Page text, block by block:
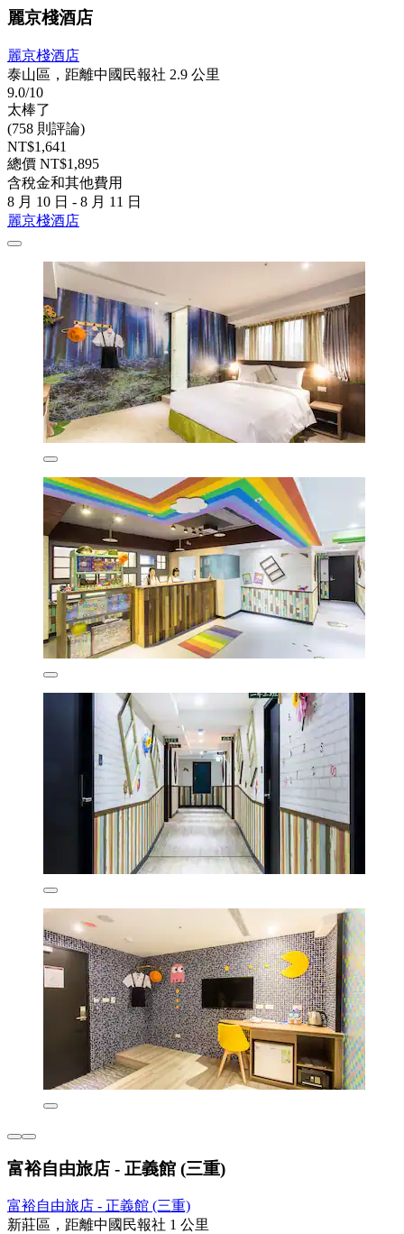
麗京棧酒店
麗京棧酒店
泰山區，距離中國民報社 2.9 公里
9.0/10
太棒了
(758 則評論)
NT$1,641
總價 NT$1,895
含稅金和其他費用
8 月 10 日 - 8 月 11 日
麗京棧酒店
富裕自由旅店 - 正義館 (三重)
富裕自由旅店 - 正義館 (三重)
新莊區，距離中國民報社 1 公里